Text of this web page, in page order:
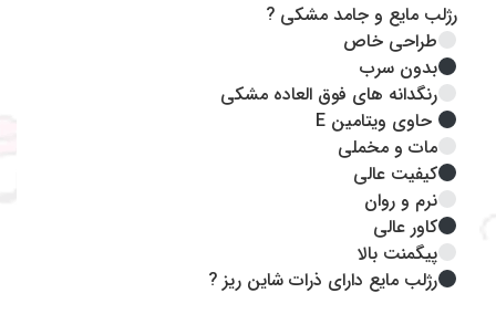
رژلب مایع و جامد مشکی ?
طراحی خاص
بدون سرب
رنگدانه های فوق العاده مشکی
حاوی ویتامین E
مات و مخملی
کیفیت عالی
نرم و روان
کاور عالی
پیگمنت بالا
رژلب مایع دارای ذرات شاین ریز ?